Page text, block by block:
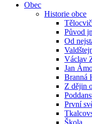
Obec
Historie obce
Původ
Od
Václav
Jan
Branná
Z dějin
První
Škola